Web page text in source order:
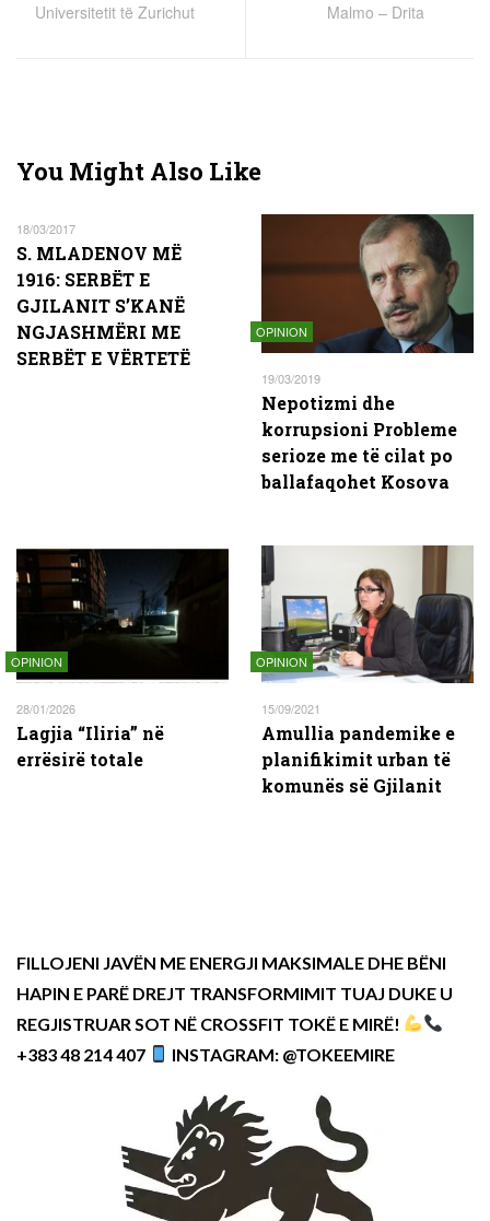
Universitetit të Zurichut
Malmo – Drita
You Might Also Like
18/03/2017
S. MLADENOV MË
1916: SERBËT E
GJILANIT S’KANË
NGJASHMËRI ME
SERBËT E VËRTETË
OPINION
19/03/2019
Nepotizmi dhe
korrupsioni Probleme
serioze me të cilat po
ballafaqohet Kosova
OPINION
28/01/2026
Lagjia “Iliria” në
errësirë totale
OPINION
15/09/2021
Amullia pandemike e
planifikimit urban të
komunës së Gjilanit
FILLOJENI JAVËN ME ENERGJI MAKSIMALE DHE BËNI
HAPIN E PARË DREJT TRANSFORMIMIT TUAJ DUKE U
REGJISTRUAR SOT NË CROSSFIT TOKË E MIRË!
+383 48 214 407
INSTAGRAM: @TOKEEMIRE